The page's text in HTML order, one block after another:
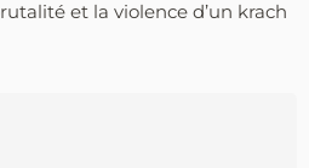
et la violence d’un krach